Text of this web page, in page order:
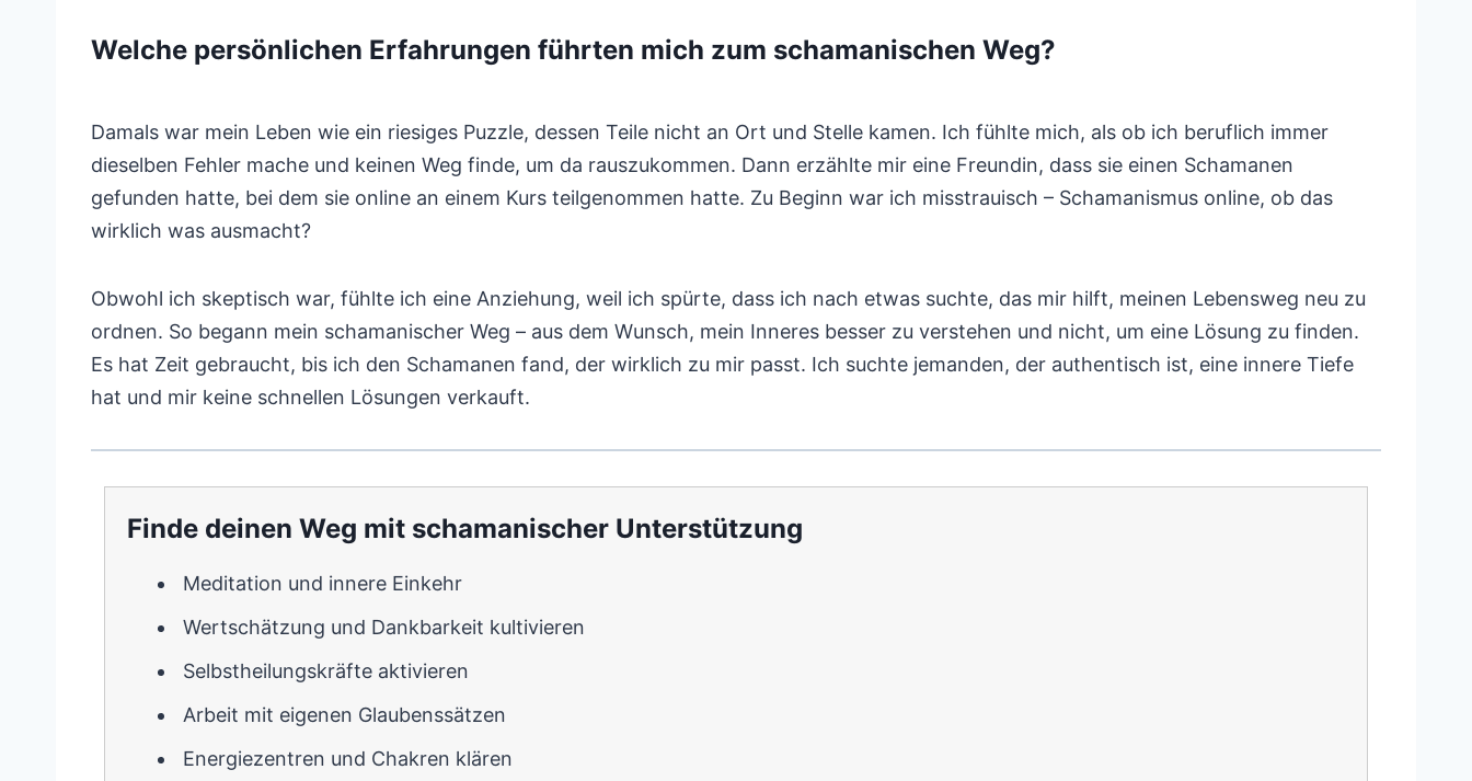
Welche persönlichen Erfahrungen führten mich zum schamanischen Weg?
Damals war mein Leben wie ein riesiges Puzzle, dessen Teile nicht an Ort und Stelle kamen. Ich fühlte mich, als ob ich beruflich immer
dieselben Fehler mache und keinen Weg finde, um da rauszukommen. Dann erzählte mir eine Freundin, dass sie einen Schamanen
gefunden hatte, bei dem sie online an einem Kurs teilgenommen hatte. Zu Beginn war ich misstrauisch – Schamanismus online, ob das
wirklich was ausmacht?
Obwohl ich skeptisch war, fühlte ich eine Anziehung, weil ich spürte, dass ich nach etwas suchte, das mir hilft, meinen Lebensweg neu zu
ordnen. So begann mein schamanischer Weg – aus dem Wunsch, mein Inneres besser zu verstehen und nicht, um eine Lösung zu finden.
Es hat Zeit gebraucht, bis ich den Schamanen fand, der wirklich zu mir passt. Ich suchte jemanden, der authentisch ist, eine innere Tiefe
hat und mir keine schnellen Lösungen verkauft.
Finde deinen Weg mit schamanischer Unterstützung
Meditation und innere Einkehr
Wertschätzung und Dankbarkeit kultivieren
Selbstheilungskräfte aktivieren
Arbeit mit eigenen Glaubenssätzen
Energiezentren und Chakren klären